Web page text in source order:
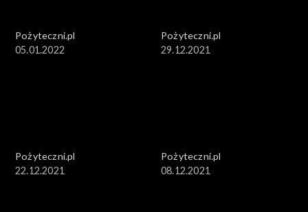
Pożyteczni.pl
05.01.2022
Pożyteczni.pl
29.12.2021
Pożyteczni.pl
22.12.2021
Pożyteczni.pl
08.12.2021